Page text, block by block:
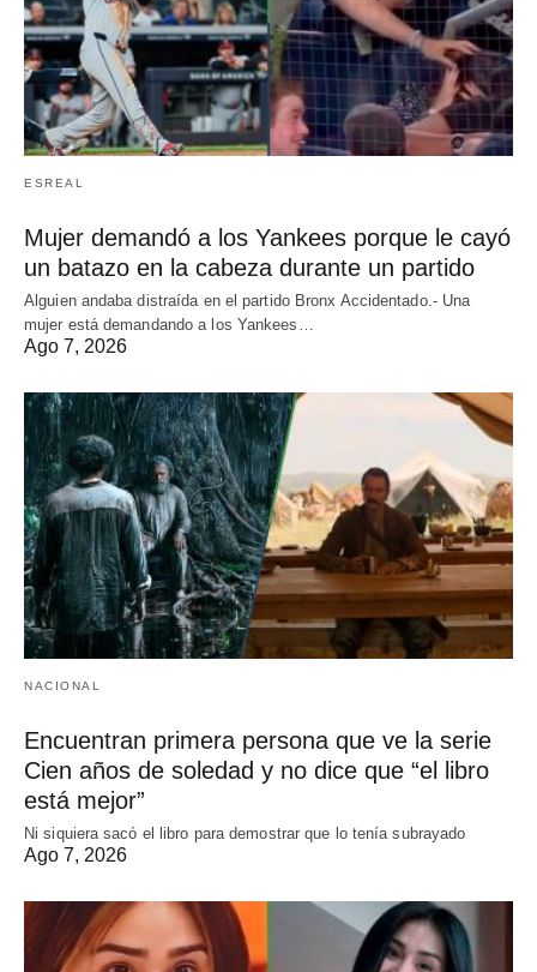
ESREAL
Mujer demandó a los Yankees porque le cayó
un batazo en la cabeza durante un partido
Alguien andaba distraída en el partido Bronx Accidentado.- Una
mujer está demandando a los Yankees…
Ago 7, 2026
NACIONAL
Encuentran primera persona que ve la serie
Cien años de soledad y no dice que “el libro
está mejor”
Ni siquiera sacó el libro para demostrar que lo tenía subrayado
Ago 7, 2026